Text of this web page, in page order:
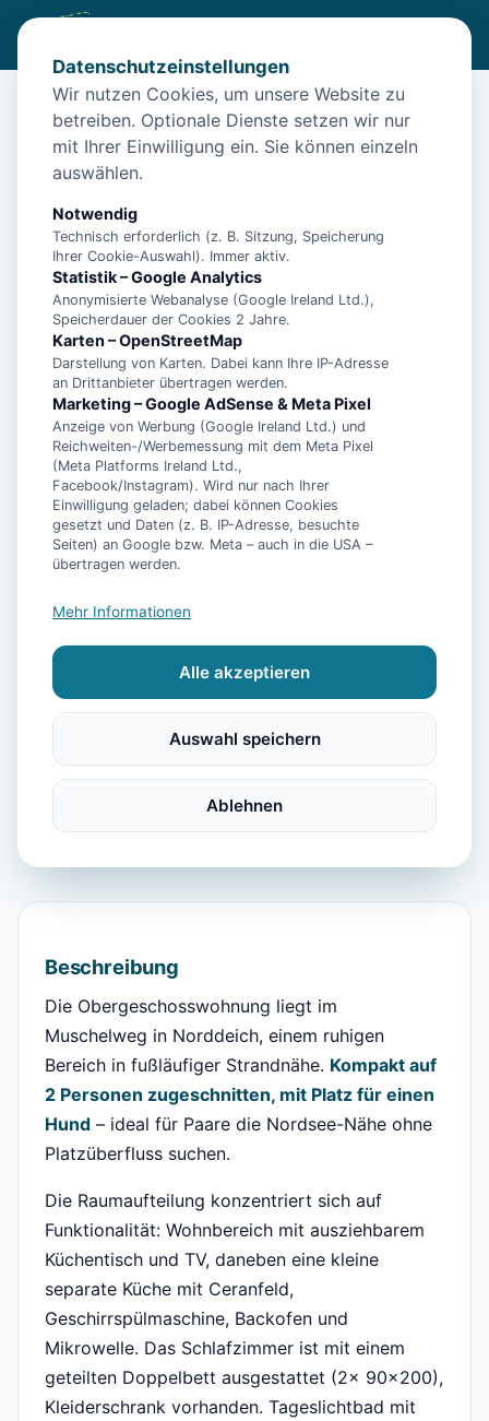
/Unterkünfte /Norden/Norden: Apartment Nordseenest
Norden: Apartment Nordseenest
Gefrierfach Backofen
Toaster Internet Doppelbett Garderobe
Föhn Dusche Waschbecken
WC Rauchmelder Wasserkocher
Beschreibung
Die Obergeschosswohnung liegt im
Muschelweg in Norddeich, einem ruhigen
Bereich in fußläufiger Strandnähe. Kompakt auf
2 Personen zugeschnitten, mit Platz für einen
Hund – ideal für Paare die Nordsee-Nähe ohne
Platzüberfluss suchen.
Die Raumaufteilung konzentriert sich auf
Funktionalität: Wohnbereich mit ausziehbarem
Küchentisch und TV, daneben eine kleine
separate Küche mit Ceranfeld,
Geschirrspülmaschine, Backofen und
Mikrowelle. Das Schlafzimmer ist mit einem
geteilten Doppelbett ausgestattet (2x 90x200),
Kleiderschrank vorhanden. Tageslichtbad mit
Datenschutzeinstellungen
Wir nutzen Cookies, um unsere Website zu
betreiben. Optionale Dienste setzen wir nur
mit Ihrer Einwilligung ein. Sie können einzeln
auswählen.
Notwendig
Technisch erforderlich (z. B. Sitzung, Speicherung
Ihrer Cookie-Auswahl). Immer aktiv.
Statistik – Google Analytics
Anonymisierte Webanalyse (Google Ireland Ltd.),
Speicherdauer der Cookies 2 Jahre.
Karten – OpenStreetMap
Darstellung von Karten. Dabei kann Ihre IP-Adresse
an Drittanbieter übertragen werden.
Marketing – Google AdSense & Meta Pixel
Anzeige von Werbung (Google Ireland Ltd.) und
Reichweiten-/Werbemessung mit dem Meta Pixel
(Meta Platforms Ireland Ltd.,
Facebook/Instagram). Wird nur nach Ihrer
Einwilligung geladen; dabei können Cookies
gesetzt und Daten (z. B. IP-Adresse, besuchte
Seiten) an Google bzw. Meta – auch in die USA –
übertragen werden.
Mehr Informationen
Alle akzeptieren
Auswahl speichern
Ablehnen